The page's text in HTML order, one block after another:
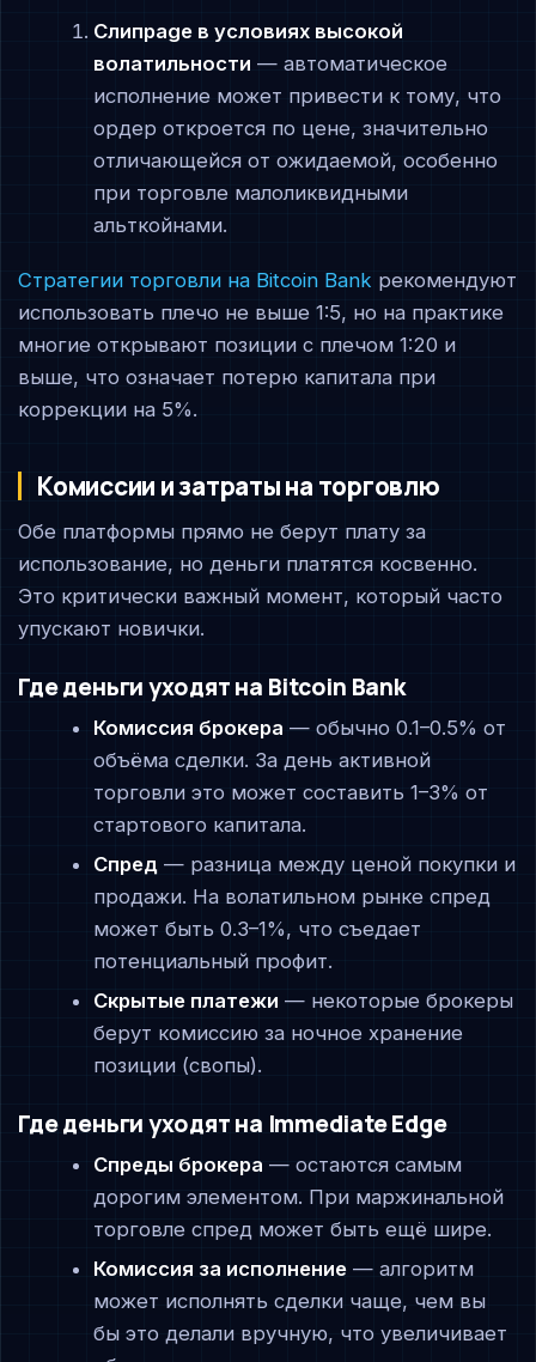
Слипpage в условиях высокой
волатильности — автоматическое
исполнение может привести к тому, что
ордер откроется по цене, значительно
отличающейся от ожидаемой, особенно
при торговле малоликвидными
альткойнами.
Стратегии торговли на Bitcoin Bank рекомендуют
использовать плечо не выше 1:5, но на практике
многие открывают позиции с плечом 1:20 и
выше, что означает потерю капитала при
коррекции на 5%.
Комиссии и затраты на торговлю
Обе платформы прямо не берут плату за
использование, но деньги платятся косвенно.
Это критически важный момент, который часто
упускают новички.
Где деньги уходят на Bitcoin Bank
Комиссия брокера — обычно 0.1–0.5% от
объёма сделки. За день активной
торговли это может составить 1–3% от
стартового капитала.
Спред — разница между ценой покупки и
продажи. На волатильном рынке спред
может быть 0.3–1%, что съедает
потенциальный профит.
Скрытые платежи — некоторые брокеры
берут комиссию за ночное хранение
позиции (свопы).
Где деньги уходят на Immediate Edge
Спреды брокера — остаются самым
дорогим элементом. При маржинальной
торговле спред может быть ещё шире.
Комиссия за исполнение— алгоритм
может исполнять сделки чаще, чем вы
бы это делали вручную, что увеличивает